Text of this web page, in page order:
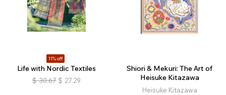
11% off
Life with Nordic Textiles
$ 30.67 $ 27.29
Shiori & Mekuri: The Art of
Heisuke Kitazawa
Heisuke Kitazawa